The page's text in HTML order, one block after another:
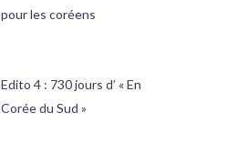
pour les coréens
Edito 4 : 730 jours d’ « En
Corée du Sud »